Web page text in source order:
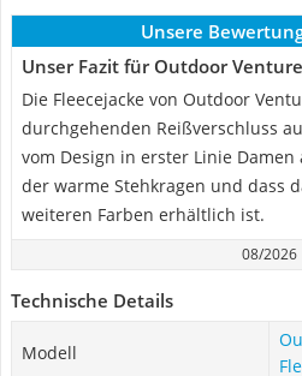
Unsere
Unser Fazit für Outdoor
Die Fleecejacke von Outdoor
durchgehenden Reißverschluss
vom Design in erster Linie
der warme Stehkragen und dass
weiteren Farben erhältlich ist.
08/2026
Technische Details
Modell